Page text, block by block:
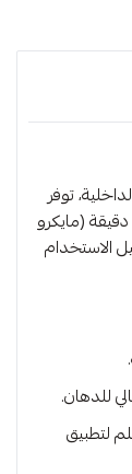
توفر
(مايكرو
الاستخدام
للدهان.
ملم / 9 بوصة وارتفاع الشعيرات 12 ملم لتطبيق